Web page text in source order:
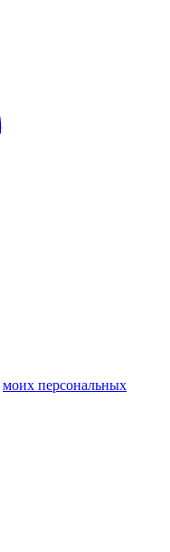
моих персональных